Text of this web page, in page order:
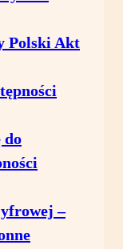
Polski Akt
do
–